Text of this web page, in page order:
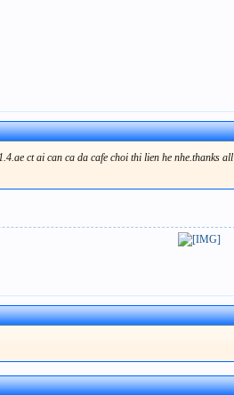
ct ai can ca da cafe choi thi lien he nhe.thanks all